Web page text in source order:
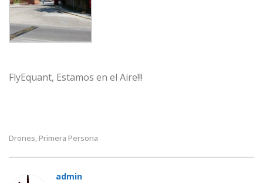
FlyEquant, Estamos en el Aire!!!
Drones, Primera Persona
admin